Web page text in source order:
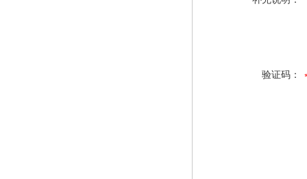
验证码：